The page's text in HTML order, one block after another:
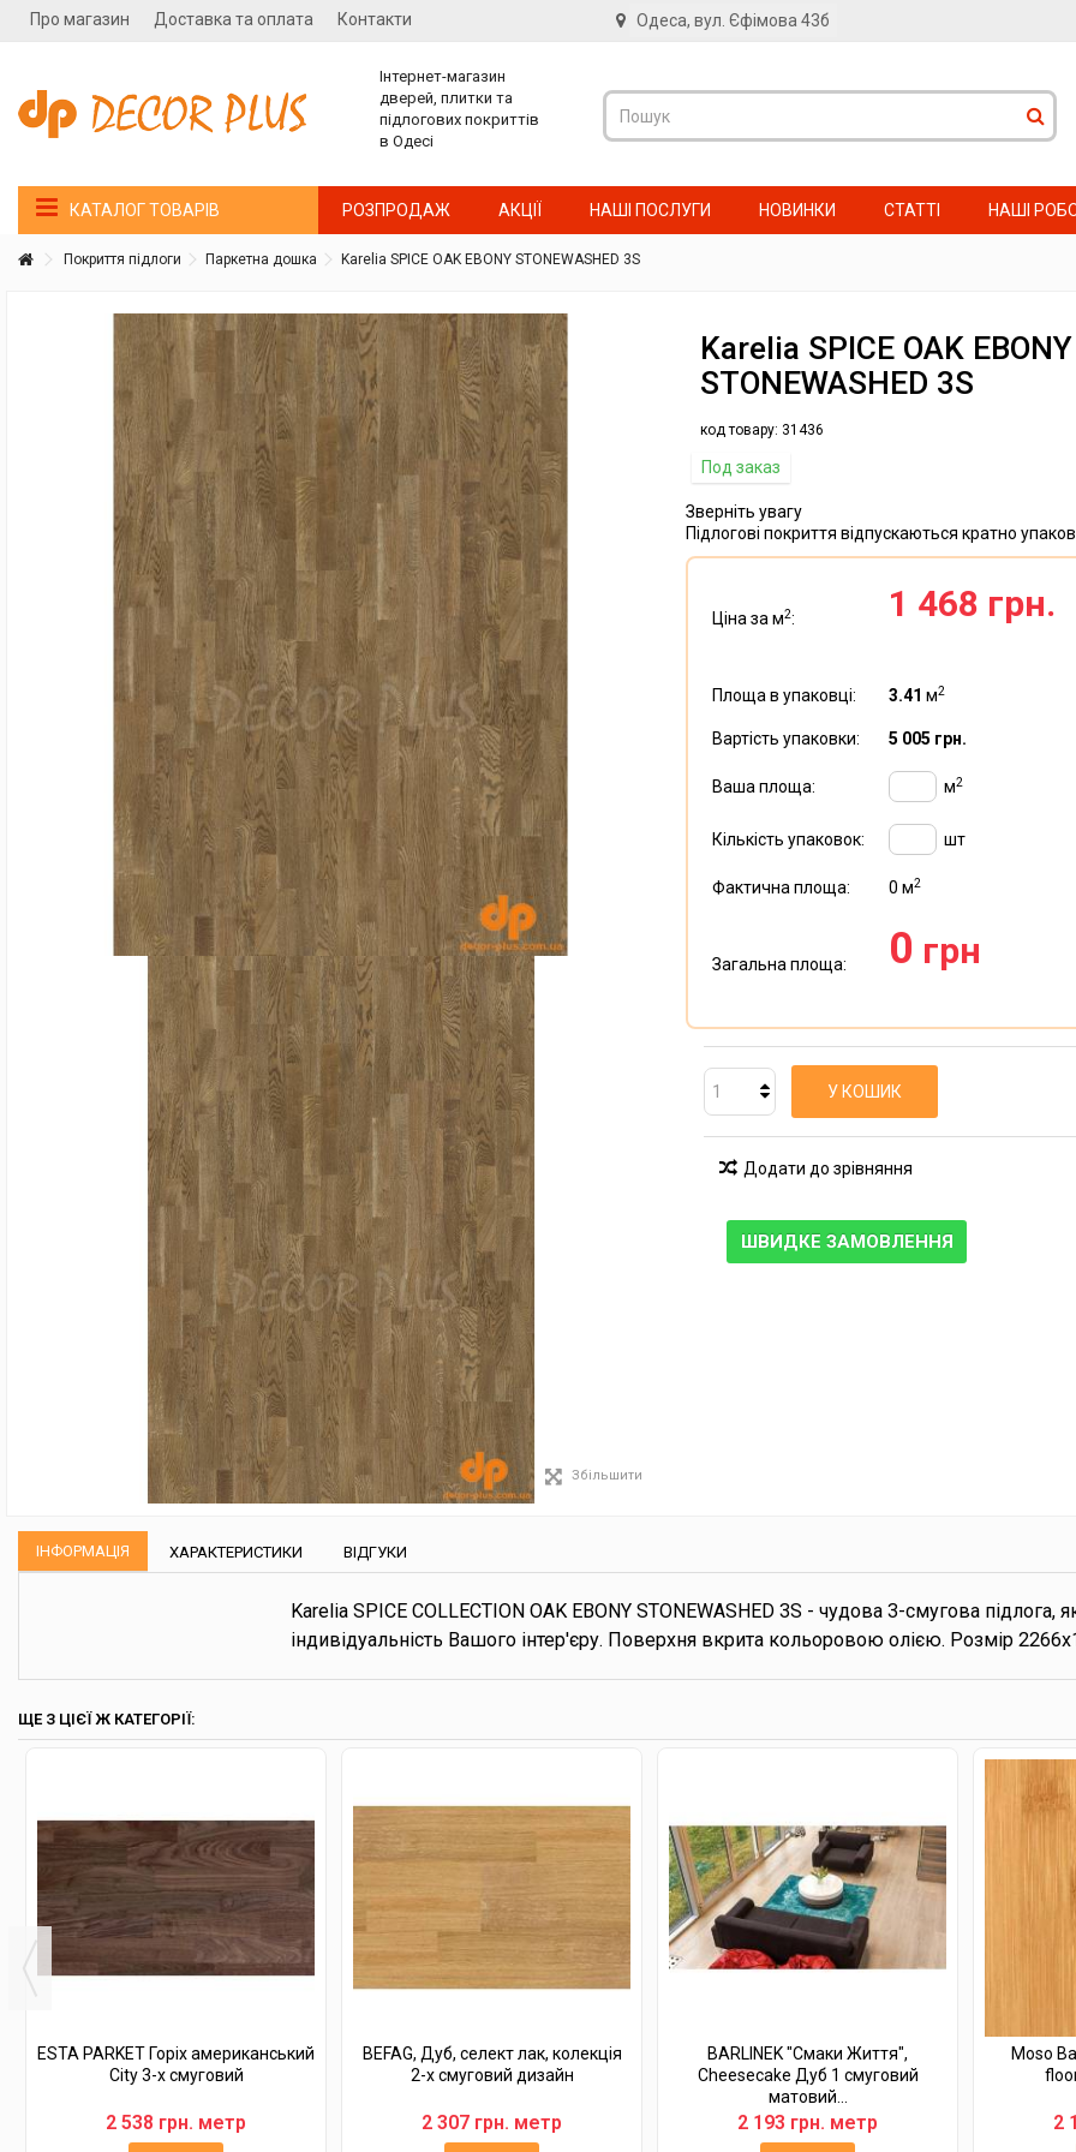
Про магазин Доставка та оплата Контакти Одеса, вул. Єфімова 43б
Інтернет-магазин
дверей, плитки та
підлогових покриттів
в Одесі
КАТАЛОГ ТОВАРІВ РОЗПРОДАЖ АКЦІЇ НАШІ ПОСЛУГИ НОВИНКИ СТАТТІ НАШІ
Покриття підлоги Паркетна дошка Karelia SPICE OAK EBONY STONEWASHED 3S
Збільшити
Karelia SPICE OAK EBONY
STONEWASHED 3S
код товару: 31436
Под заказ
Зверніть увагу
Підлогові покриття відпускаються кратно
Ціна за м2: 1 468 грн.
Площа в упаковці: 3.41 м2
Вартість упаковки: 5 005 грн.
Ваша площа: м2
Кількість упаковок: шт
Фактична площа: 0 м2
Загальна площа: 0 грн
У КОШИК
Додати до зрівняння
ШВИДКЕ ЗАМОВЛЕННЯ
ІНФОРМАЦІЯ ХАРАКТЕРИСТИКИ ВІДГУКИ
Karelia SPICE COLLECTION OAK EBONY STONEWASHED 3S - чудова 3-смугова підлога,
індивідуальність Вашого інтер'єру. Поверхня вкрита кольоровою олією. Розмір
ЩЕ З ЦІЄЇ Ж КАТЕГОРІЇ:
ESTA PARKET Горіх американський
City 3-х смуговий
2 538 грн. метр
BEFAG, Дуб, селект лак, колекція
2-х смуговий дизайн
2 307 грн. метр
BARLINEK "Смаки Життя",
Cheesecake Дуб 1 смуговий
матовий...
2 193 грн. метр
Moso
2